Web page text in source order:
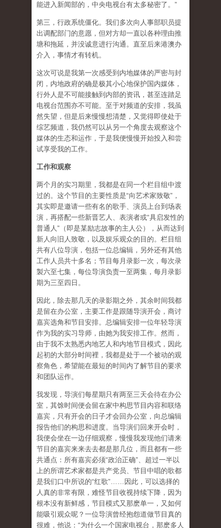
能进入新闻部的，中央电视台有太多秘密了。”
第三，行政系统僵化。我们多次向人事部职员提
出调配部门的意愿，但对方却一直以各种理由推
塘和拖延，并没诚意进行沟通。直至后来港澳办
介入，事情才有转机。
这次可说是我第一次感受到内地媒体的严密与封
闭，内地政府的确是极其小心地保护国内媒体，
行外人是不可能接触到内部的资讯，甚至连踏足
电视台范围亦不可能。至于对频道的安排，我虽
然失望，但是后来慢慢想清楚，又觉得即使处于
综艺频道，我仍然可以从另一个角度去观察这个
媒体的生态和运作，于是我便慢慢开始投入和尝
试享受我的工作。
工作和观察
两个月的实习期里，我都是在同一个栏目组中渡
过的。这个节目的主要性质是“向艺术家致敬”，
其实即是邀请一些有名的歌手、演员上台到场表
演，再搭配一些新晋艺人、表演者或“具启发性的
普通人”（即是某励志故事的主人公），从而达到
新人向旧人致敬，以及娱乐观众的目的。栏目组
共有八位导演，包括一位总编辑，另外还有其他
工作人员共十多名；节目每月录影一次，每次录
製六至七集，每位导演负责一至两集，每月录影
期为三至四日。
因此，除去那几天的录影期之外，其余时间我都
是留在办公室，主要工作是跟随导演开会，商讨
嘉宾选角和节目安排。总编辑安排一位年轻导演
作为我的实习导师，由她为我安排工作。然而，
由于我不太熟悉内地艺人和内地节目模式，因此
起初的大部分时间裡，我都是处于一个被动的观
察角色，希望能在最短的时间内了解节目的要求
和团队运作。
我发现，导演们每星期只有两至三天会待在办公
室，其馀时间便会留在家中构思节目内容和联络
嘉宾，只有开会的日子才会回办公室，向总编辑
报告他们的构思和进度。当导演们回来开会时，
我便会坐在一边仔细观察，慢慢我发现他们请来
节目的嘉宾来来去去都是那几位，而且都有一些
共通点：所有嘉宾必须“政治正确”、超过一半以
上的所谓艺术家都是共产党员、节目中唱的歌都
是我们口中所说的“红歌”……因此，可以选择的
人真的非常有限，难怪节目收视持续下降，因为
根本没有新鲜感，节目模式又那麽单一，又如何
能吸引观众呢？一位导演曾经抱怨道做节目真的
很难，他说：“为什么一个国家电视台，那麽多人